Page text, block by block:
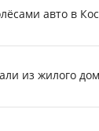
авто в
из жилого